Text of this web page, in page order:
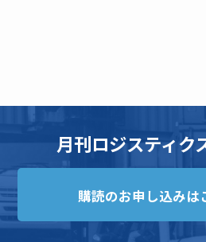
月刊ロジスティク
購読のお申し込みは